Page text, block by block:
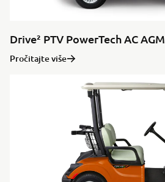
Drive² PTV PowerTech AC AGM
Pročitajte više